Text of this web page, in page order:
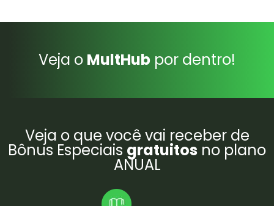
Veja o MultHubpor dentro!
Veja o que você vai receber de
Bônus Especiais gratuitos no plano
ANUAL